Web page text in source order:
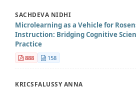
SACHDEVA NIDHI
Microlearning as a Vehicle for
Instruction: Bridging Cognitive
Practice
888 158
KRICSFALUSSY ANNA